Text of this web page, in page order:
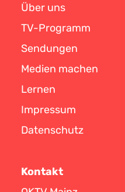
Über uns
TV-Programm
Sendungen
Medien machen
Lernen
Impressum
Datenschutz
Kontakt